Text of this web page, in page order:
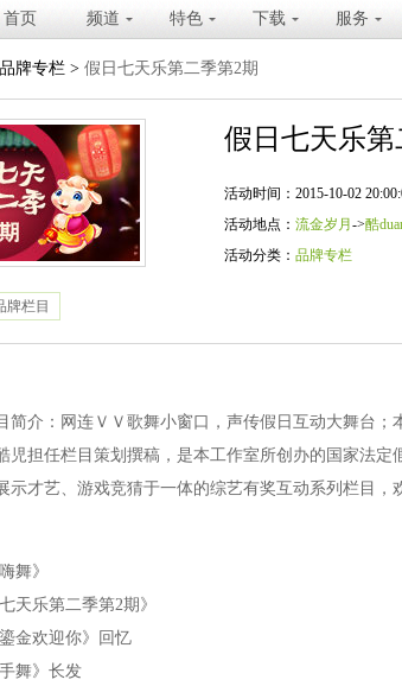
首页 频道 特色 下载 服务
品牌专栏 > 假日七天乐第二季第2期
假日七天乐第
活动时间：2015-10-02
活动地点： 流金岁月 ->酷
活动分类： 品牌专栏
牌栏目
简介：网连ＶＶ歌舞小窗口，声传假日互动大舞台；
児担任栏目策划撰稿，是本工作室所创办的国家法定
示才艺、游戏竞猜于一体的综艺有奖互动系列栏目，
舞》
天乐第二季第2期》
金欢迎你》回忆
舞》长发